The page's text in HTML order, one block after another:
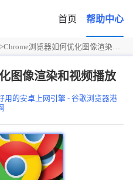
首页 帮助中心
>Chrome浏览器如何优化图像渲染和视频播放
图像渲染和视频播放
用的安卓上网引擎 - 谷歌浏览器港